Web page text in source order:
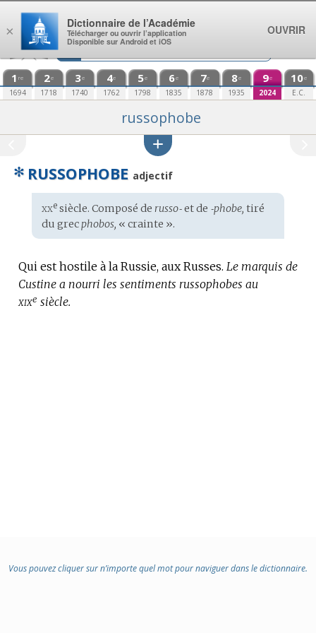
Aller au contenu
1 re
1694
2e
1718
3e
1740
4e
1762
5e
1798
6e
1835
7e
1878
8e
1935
9e
2024
10e
E.C.
russophobe
✻ RUSSOPHOBE adjectif
Étymologie
:
xxesiècle. Composé de russo‑et de ‑phobe, tiré
du grecphobos, « crainte ».
Qui est hostile à la Russie, aux Russes. Le marquis de
Custine a nourri les sentiments russophobes au
xixe siècle.
Vous pouvez cliquer sur n’importe quel mot pour naviguer dans le dictionnaire.
×
Dictionnaire de l’Académie
Télécharger ou ouvrir l’application
Disponible sur Android et iOS
OUVRIR